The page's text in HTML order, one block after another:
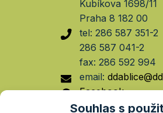
Souhlas s
Kubíkova 1698/11
Praha 8 182 00
tel: 286 587 351-2
286 587 041-2
fax: 286 592 994
email:
Facebook